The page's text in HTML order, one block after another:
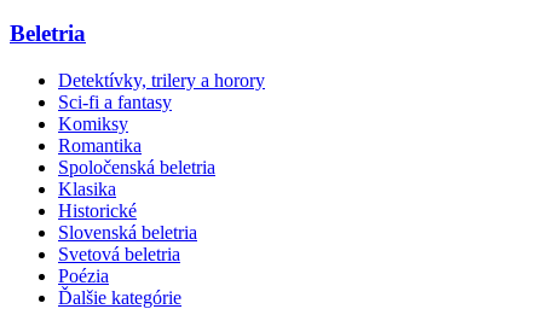
Beletria
Detektívky, trilery a horory
Sci-fi a fantasy
Komiksy
Romantika
Spoločenská beletria
Klasika
Historické
Slovenská beletria
Svetová beletria
Poézia
Ďalšie kategórie